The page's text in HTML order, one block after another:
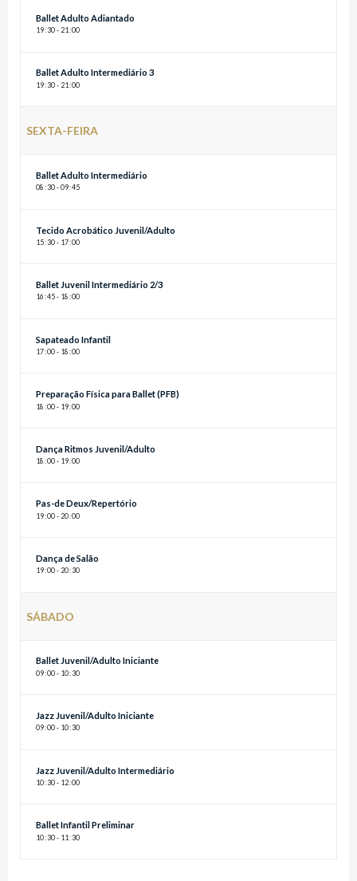
Ballet Adulto Adiantado
19:30 - 21:00
Ballet Adulto Intermediário 3
19:30 - 21:00
SEXTA-FEIRA
Ballet Adulto Intermediário
08:30 - 09:45
Tecido Acrobático Juvenil/Adulto
15:30 - 17:00
Ballet Juvenil Intermediário 2/3
16:45 - 18:00
Sapateado Infantil
17:00 - 18:00
Preparação Física para Ballet (PFB)
18:00 - 19:00
Dança Ritmos Juvenil/Adulto
18:00 - 19:00
Pas-de Deux/Repertório
19:00 - 20:00
Dança de Salão
19:00 - 20:30
SÁBADO
Ballet Juvenil/Adulto Iniciante
09:00 - 10:30
Jazz Juvenil/Adulto Iniciante
09:00 - 10:30
Jazz Juvenil/Adulto Intermediário
10:30 - 12:00
Ballet Infantil Preliminar
10:30 - 11:30